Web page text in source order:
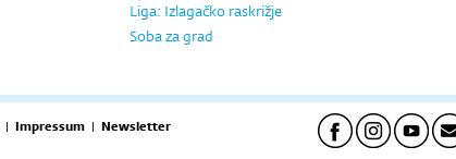
Liga: Izlagačko raskrižje
Soba za grad
| Impressum | Newsletter